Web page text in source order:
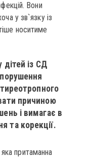
Вони
у зв`язку із
носитиме
дітей із СД
причиною
і вимагає в
та корекції.
притаманна